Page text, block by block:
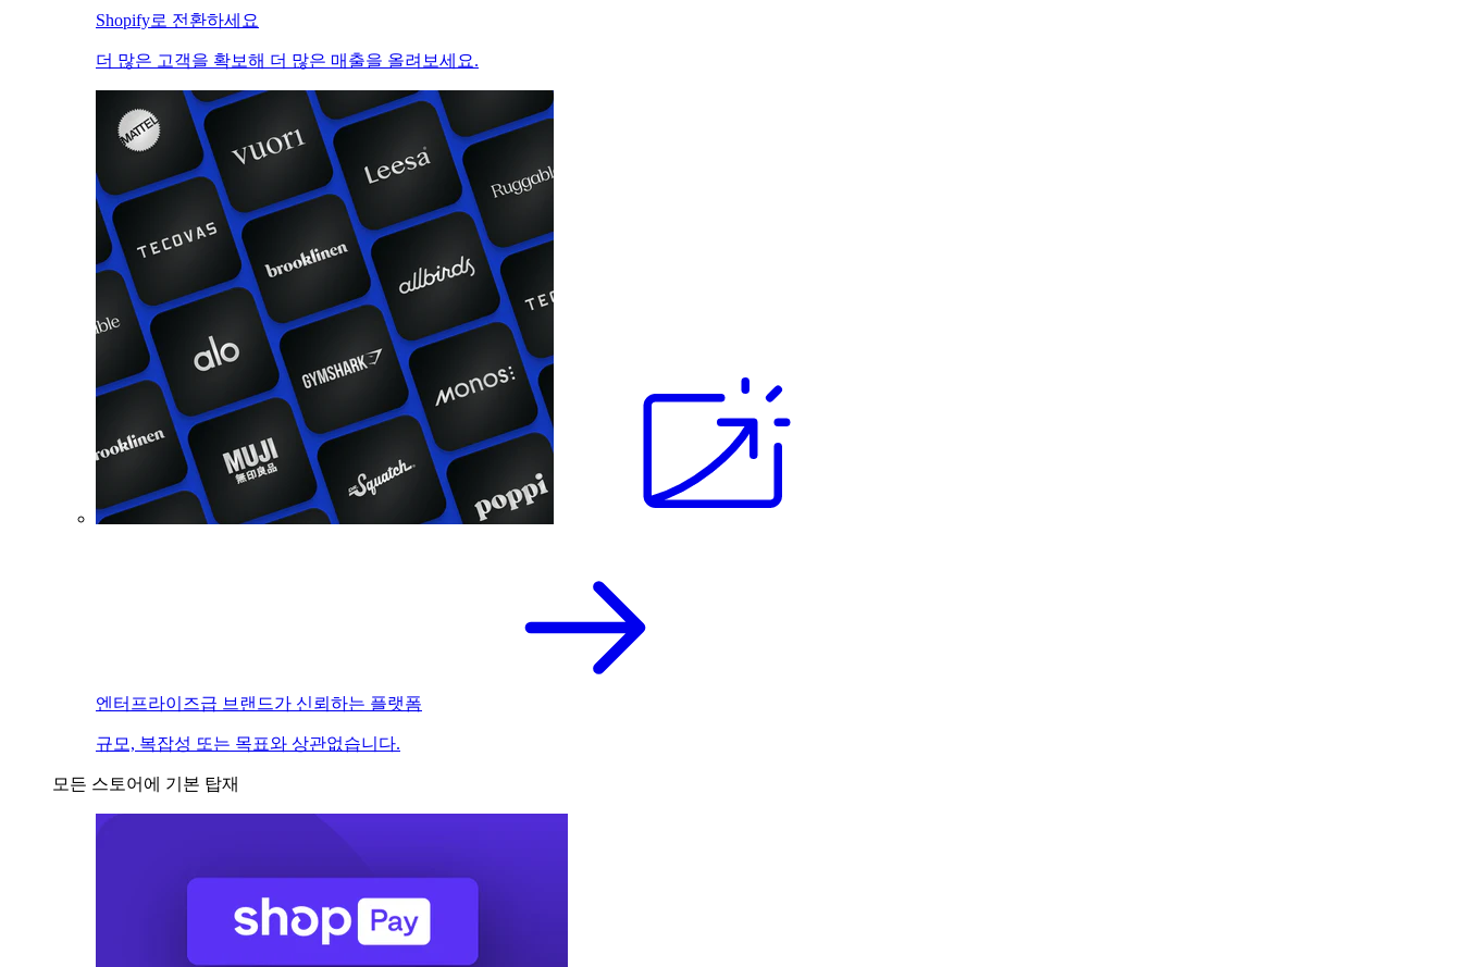
Shopify로 전환하세요
더 많은 고객을 확보해 더 많은 매출을 올려보세요.
엔터프라이즈급 브랜드가 신뢰하는 플랫폼
규모, 복잡성 또는 목표와 상관없습니다.
모든 스토어에 기본 탑재